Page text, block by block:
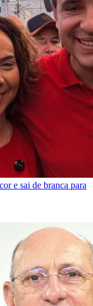
e sai de branca para